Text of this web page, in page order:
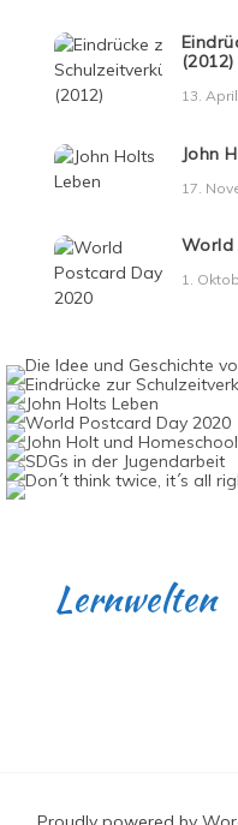
(2012)
13.
John
17.
World
1.
Lernwelten